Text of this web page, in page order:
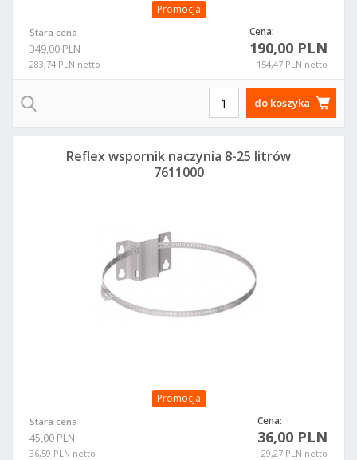
Promocja
Stara cena
349,00 PLN
283,74 PLN netto
Cena:
190,00 PLN
154,47 PLN netto
do koszyka
Promocja
Stara cena
45,00 PLN
36,59 PLN netto
Cena:
36,00 PLN
29,27 PLN netto
Reflex wspornik naczynia 8-25 litrów
7611000